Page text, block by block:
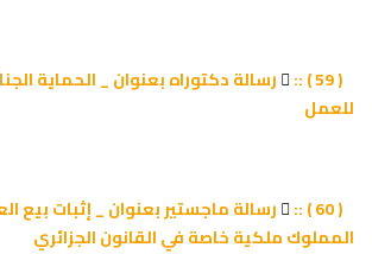
رسالة دكتوراه بعنوان _ الحماية
للعمل
رسالة ماجستير بعنوان _ إثبات بيع
المملوك ملكية خاصة في القانون الجزائري